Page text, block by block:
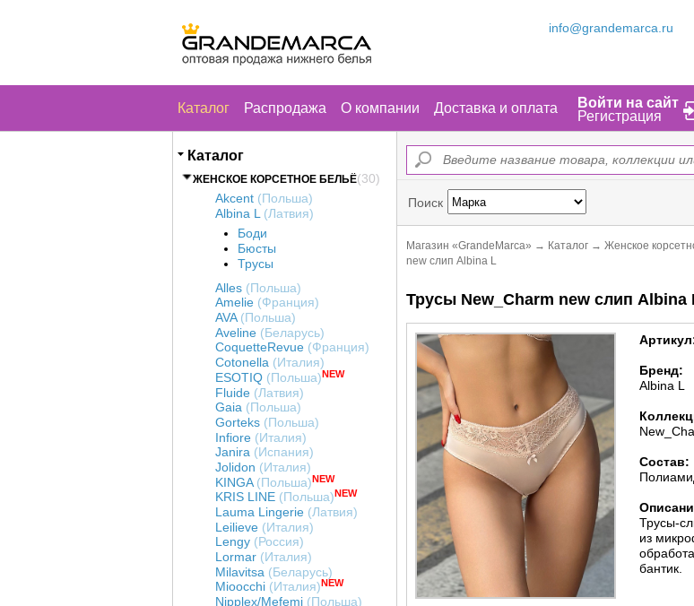
info@grandemarca.ru
Каталог Распродажа О компании Доставка и оплата
Войти на сайт
Регистрация
Каталог
ЖЕНСКОЕ КОРСЕТНОЕ БЕЛЬЁ(30)
Akcent (Польша)
Albina L (Латвия)
Боди
Бюсты
Трусы
Alles (Польша)
Amelie (Франция)
AVA (Польша)
Aveline (Беларусь)
CoquetteRevue (Франция)
Cotonella (Италия)
ESOTIQ (Польша)NEW
Fluide (Латвия)
Gaia (Польша)
Gorteks (Польша)
Infiore (Италия)
Janira (Испания)
Jolidon (Италия)
KINGA (Польша)NEW
KRIS LINE (Польша) NEW
Lauma Lingerie (Латвия)
Leilieve (Италия)
Lengy (Россия)
Lormar (Италия)
Milavitsa (Беларусь)
Mioocchi (Италия) NEW
Nipplex/Mefemi (Польша)
Поиск
Магазин «GrandeMarca» → Каталог → Женское
new слип Albina L
Трусы New_Charm new слип Albina
Бренд:
Albina L
Состав:
Трусы-
из
бантик.